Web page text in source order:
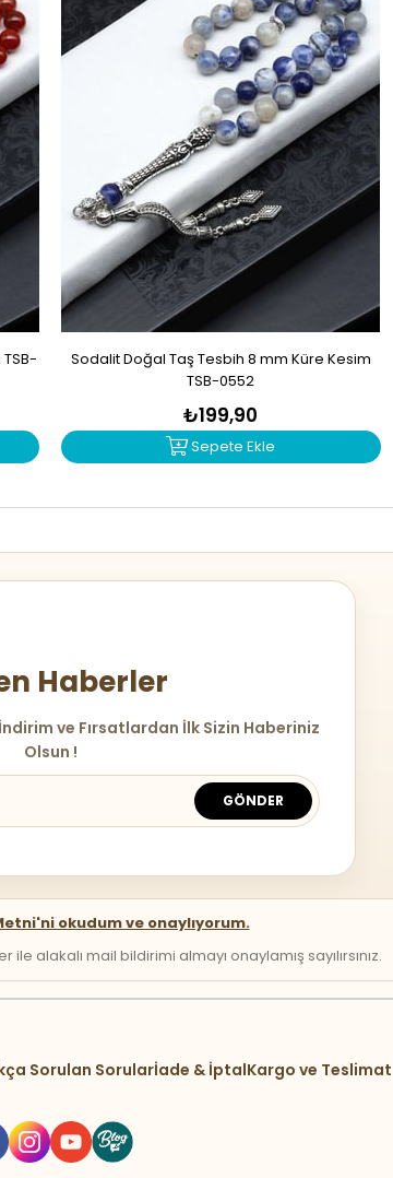
Sodalit Doğal Taş Tesbih 8 mm Küre Kesim
TSB-0552
₺199,90
Sepete Ekle
Haberler
ve Fırsatlardan İlk Sizin Haberiniz
Olsun !
GÖNDER
okudum ve onaylıyorum.
alakalı mail bildirimi almayı onaylamış sayılırsınız.
Sorulan Sorularİade & İptalKargo ve Teslimat